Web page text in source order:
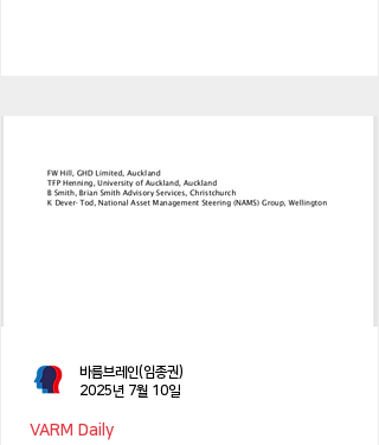
VARM Daily
바름브레인(임종권)
2025년 7월 10일